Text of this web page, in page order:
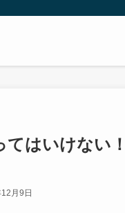
はいけない
月9日